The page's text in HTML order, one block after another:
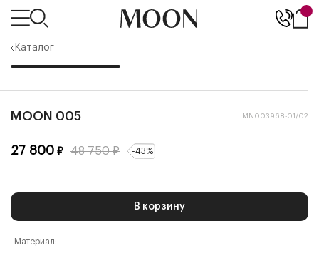
Каталог
MOON 005 MN003968-01/02
27 800 ₽ 48 750₽ -43%
В корзину
Материал: